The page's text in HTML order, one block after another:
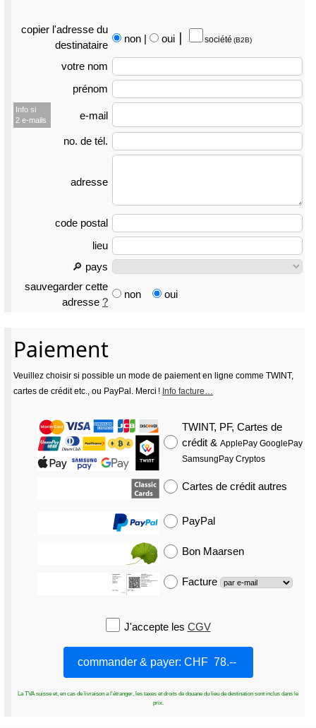
copier l'adresse du
destina­taire
non | oui société (B2B)
votre nom
prénom
Info si
2 e-mails
e-mail
no. de tél.
adresse
code postal
lieu
🔎 pays
sauvegarder cette
adresse ?
non oui
Paiement
Veuillez choisir si possible un mode de paiement en ligne comme TWINT,
cartes de crédit etc., ou PayPal. Merci ! Info facture…
TWINT, PF, Cartes de
crédit & ApplePay GooglePay
SamsungPay Cryptos
Cartes de crédit autres
PayPal
Bon Maarsen
Facture
J'accepte les CGV
La TVA suisse et, en cas de livraison a l'étranger, les taxes et droits de douane du lieu de destination sont inclus dans le
prix.